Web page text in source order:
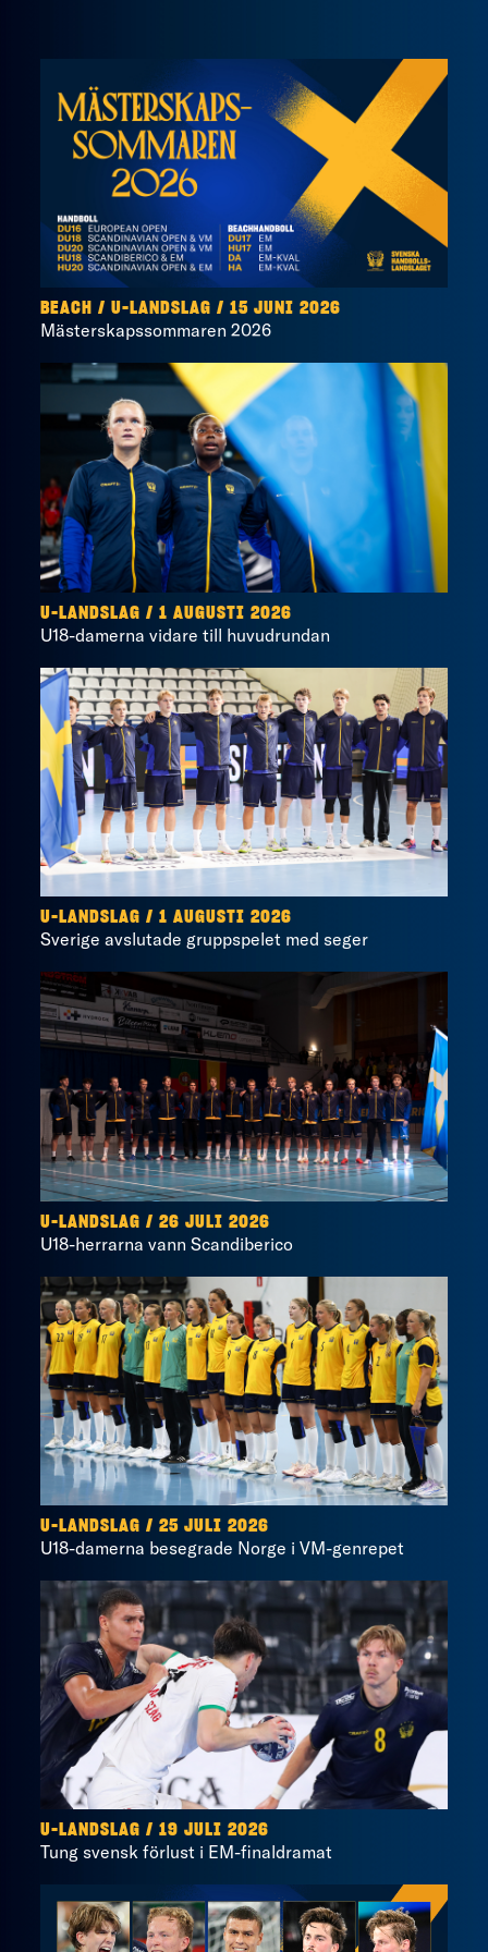
BEACH / U-LANDSLAG / 15 JUNI 2026
Mästerskapssommaren 2026
U-LANDSLAG / 1 AUGUSTI 2026
U18-damerna vidare till huvudrundan
U-LANDSLAG / 1 AUGUSTI 2026
Sverige avslutade gruppspelet med seger
U-LANDSLAG / 26 JULI 2026
U18-herrarna vann Scandiberico
U-LANDSLAG / 25 JULI 2026
U18-damerna besegrade Norge i VM-genrepet
U-LANDSLAG / 19 JULI 2026
Tung svensk förlust i EM-finaldramat